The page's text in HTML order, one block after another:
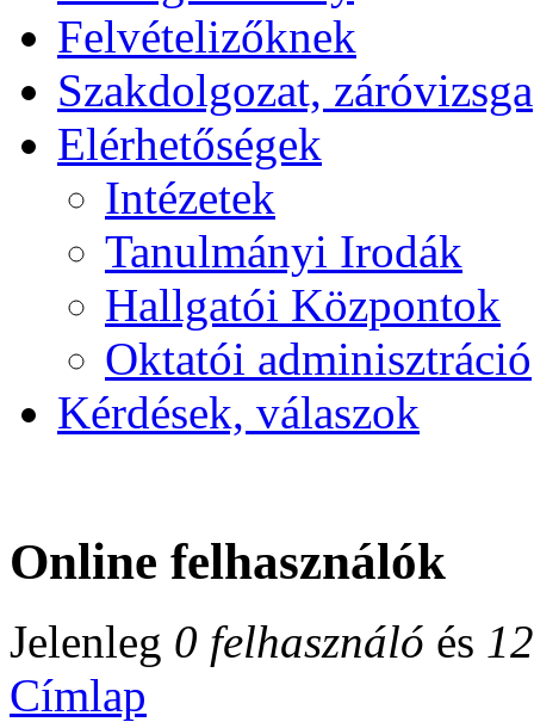
Felvételizőknek
Szakdolgozat, záróvizsga
Elérhetőségek
Intézetek
Tanulmányi Irodák
Hallgatói Központok
Oktatói adminisztráció
Kérdések, válaszok
Online felhasználók
Jelenleg 0 felhasználó és
Címlap